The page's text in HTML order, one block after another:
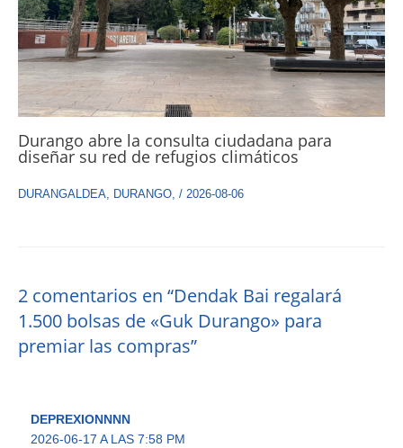
Durango abre la consulta ciudadana para
diseñar su red de refugios climáticos
DURANGALDEA, DURANGO, / 2026-08-06
2 comentarios en “Dendak Bai regalará
1.500 bolsas de «Guk Durango» para
premiar las compras”
DEPREXIONNNN
2026-06-17 A LAS 7:58 PM